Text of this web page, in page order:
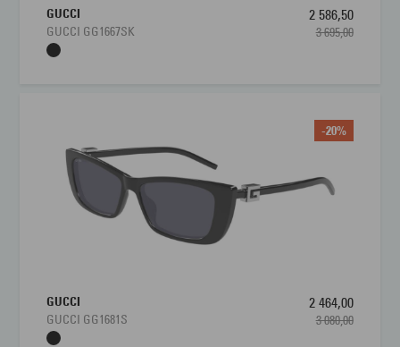
GUCCI
GUCCI GG1667SK
2 586,50
3 695,00
-20%
GUCCI
GUCCI GG1681S
2 464,00
3 080,00